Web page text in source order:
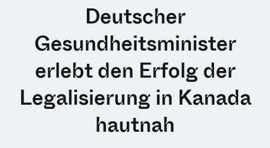
WÄHLEN SIE
IHRE POSITION
Dutch
English (United Kingdom)
Deutscher
Gesundheitsminister
erlebt den Erfolg der
Legalisierung in Kanada
hautnah